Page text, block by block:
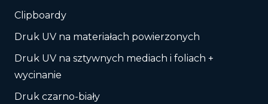
Clipboardy
Druk UV na materiałach powierzonych
Druk UV na sztywnych mediach i foliach +
wycinanie
Druk czarno-biały